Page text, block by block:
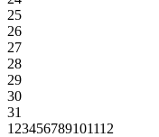
25
26
27
28
29
30
31
1 23456789101112